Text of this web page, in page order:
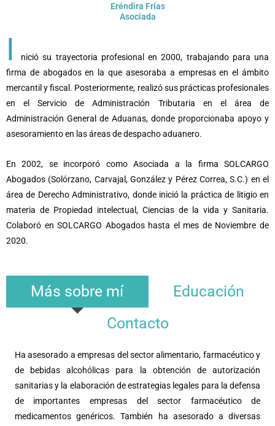
Eréndira Frías
Asociada
I
nició su trayectoria profesional en 2000, trabajando para una
firma de abogados en la que asesoraba a empresas en el ámbito
mercantil y fiscal. Posteriormente, realizó sus prácticas profesionales
en el Servicio de Administración Tributaria en el área de
Administración General de Aduanas, donde proporcionaba apoyo y
asesoramiento en las áreas de despacho aduanero.
En 2002, se incorporó como Asociada a la firma SOLCARGO
Abogados (Solórzano, Carvajal, González y Pérez Correa, S.C.) en el
área de Derecho Administrativo, donde inició la práctica de litigio en
materia de Propiedad intelectual, Ciencias de la vida y Sanitaria.
Colaboró en SOLCARGO Abogados hasta el mes de Noviembre de
2020.
Más sobre mí
Educación
Contacto
Ha asesorado a empresas del sector alimentario, farmacéutico y
de bebidas alcohólicas para la obtención de autorización
sanitarias y la elaboración de estrategias legales para la defensa
de importantes empresas del sector farmacéutico de
medicamentos genéricos. También ha asesorado a diversas